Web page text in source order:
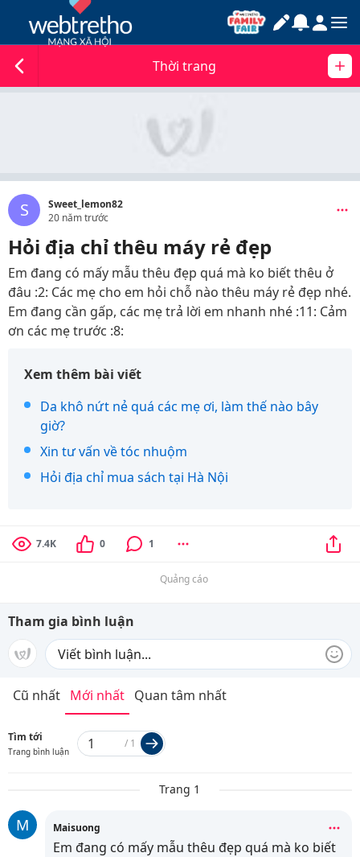
Thời trang
S
Sweet_lemon82
20 năm trước
Hỏi địa chỉ thêu máy rẻ đẹp
Em đang có mấy mẫu thêu đẹp quá mà ko biết thêu ở
đâu :2: Các mẹ cho em hỏi chỗ nào thêu máy rẻ đẹp nhé.
Em đang cần gấp, các mẹ trả lời em nhanh nhé :11: Cảm
ơn các mẹ trước :8:
Xem thêm bài viết
Da khô nứt nẻ quá các mẹ ơi, làm thế nào bây
giờ?
Xin tư vấn về tóc nhuộm
Hỏi địa chỉ mua sách tại Hà Nội
7.4K 0 1
Quảng cáo
Tham gia bình luận
Cũ nhất Mới nhất Quan tâm nhất
Tìm tới
Trang bình luận
/ 1
Trang 1
M Maisuong
Em đang có mấy mẫu thêu đẹp quá mà ko biết